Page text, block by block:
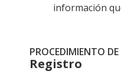
información
PROCEDIMIENTO DE
Registro